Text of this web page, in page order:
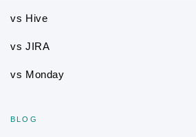
vs Hive
vs JIRA
vs Monday
BLOG